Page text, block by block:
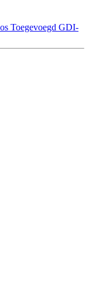
Toegevoegd GDI-